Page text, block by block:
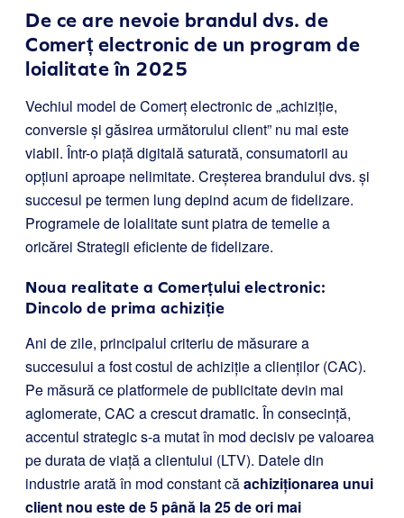
De ce are nevoie brandul dvs. de
Comerț electronic de un program de
loialitate în 2025
Vechiul model de Comerț electronic de „achiziție,
conversie și găsirea următorului client” nu mai este
viabil. Într-o piață digitală saturată, consumatorii au
opțiuni aproape nelimitate. Creșterea brandului dvs. și
succesul pe termen lung depind acum de fidelizare.
Programele de loialitate sunt piatra de temelie a
oricărei Strategii eficiente de fidelizare.
Noua realitate a Comerțului electronic:
Dincolo de prima achiziție
Ani de zile, principalul criteriu de măsurare a
succesului a fost costul de achiziție a clienților (CAC).
Pe măsură ce platformele de publicitate devin mai
aglomerate, CAC a crescut dramatic. În consecință,
accentul strategic s-a mutat în mod decisiv pe valoarea
pe durata de viață a clientului (LTV). Datele din
industrie arată în mod constant căachiziționarea unui
client nou este de 5 până la 25 de ori mai